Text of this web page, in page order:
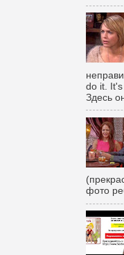
do it.
Здесь
фото